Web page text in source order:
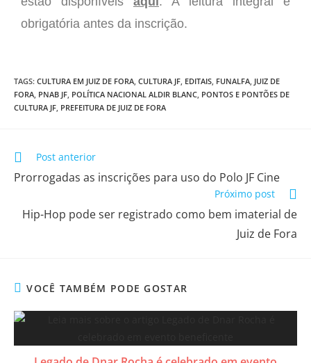
obrigatória antes da inscrição.
TAGS: CULTURA EM JUIZ DE FORA CULTURA JF EDITAIS FUNALFA JUIZ DE
FORA PNAB JF POLÍTICA NACIONAL ALDIR BLANC PONTOS E PONTÕES DE
CULTURA JF PREFEITURA DE JUIZ DE FORA
Post anterior
​Prorrogadas as inscrições para uso do Polo JF Cine
Próximo post
​Hip-Hop pode ser registrado como bem imaterial de
Juiz de Fora
VOCÊ TAMBÉM PODE GOSTAR